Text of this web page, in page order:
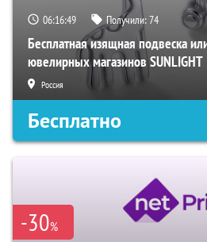
06:16:48 Получили:74
Бесплатная изящная подвеска
ювелирных магазинов SUNLIGHT
Россия
Бесплатно
-30%